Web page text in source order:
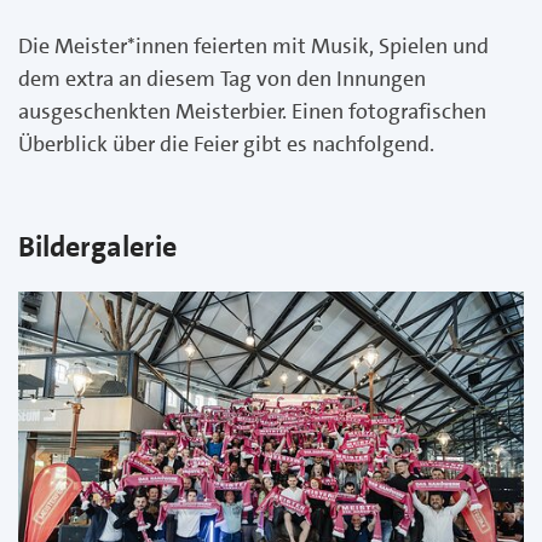
Die Meister*innen feierten mit Musik, Spielen und
dem extra an diesem Tag von den Innungen
ausgeschenkten Meisterbier. Einen fotografischen
Überblick über die Feier gibt es nachfolgend.
Bildergalerie
zurück